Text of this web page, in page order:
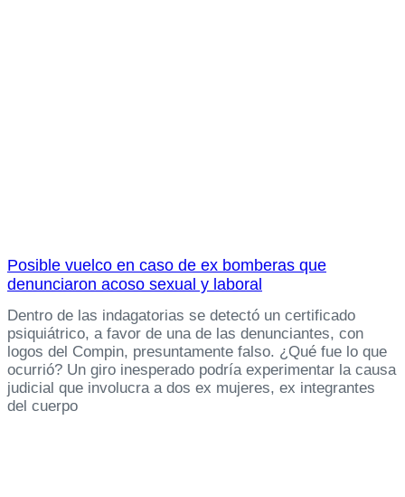
Posible vuelco en caso de ex bomberas que
denunciaron acoso sexual y laboral
Dentro de las indagatorias se detectó un certificado
psiquiátrico, a favor de una de las denunciantes, con
logos del Compin, presuntamente falso. ¿Qué fue lo que
ocurrió? Un giro inesperado podría experimentar la causa
judicial que involucra a dos ex mujeres, ex integrantes
del cuerpo